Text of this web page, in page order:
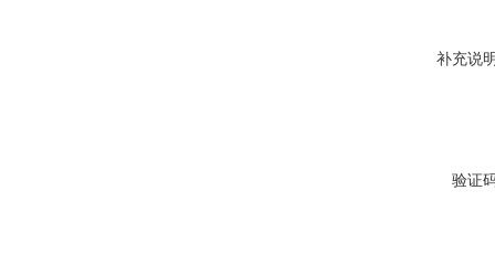
补充说
验证